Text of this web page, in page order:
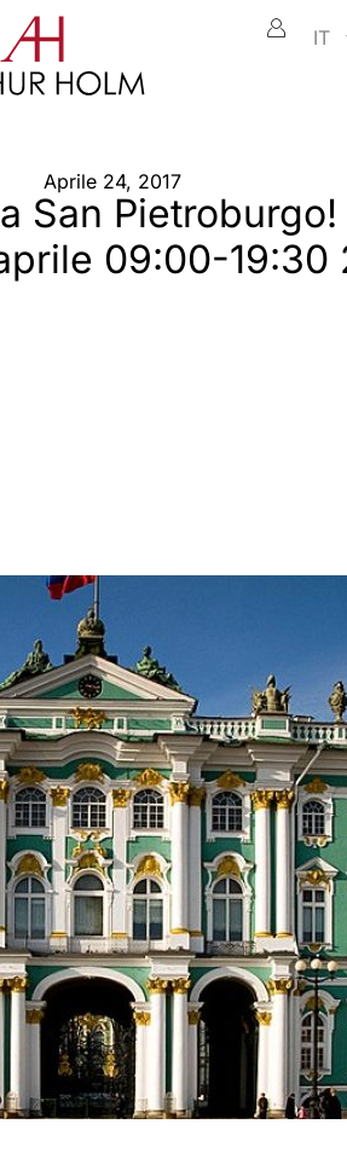
IT
Aprile 24, 2017
San
09:00-19:30